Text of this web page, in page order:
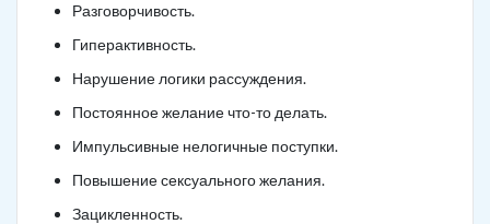
Разговорчивость.
Гиперактивность.
Нарушение логики рассуждения.
Постоянное желание что-то делать.
Импульсивные нелогичные поступки.
Повышение сексуального желания.
Зацикленность.